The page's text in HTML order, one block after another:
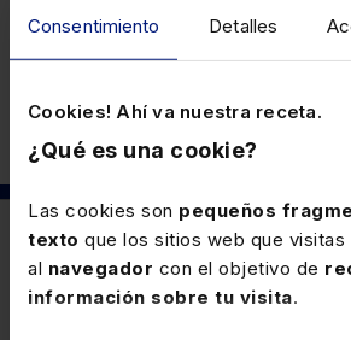
Consentimiento Detalles
Cookies! Ahí va nuestra receta.
¿Qué es una cookie?
Las cookies son pequeños
texto que los sitios web que visitas
al navegador con el objetivo de
información sobre tu visita.
Laboral
También puede